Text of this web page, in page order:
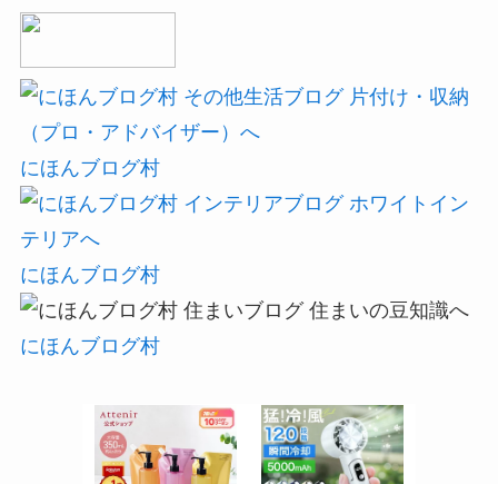
にほんブログ村
にほんブログ村
にほんブログ村